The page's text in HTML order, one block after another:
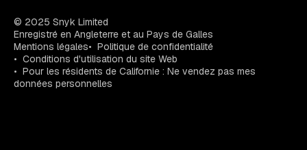
© 2025 Snyk Limited
Enregistré en Angleterre et au Pays de Galles
Mentions légales
Politique de confidentialité
Conditions d'utilisation du site Web
Pour les résidents de Californie : Ne vendez pas mes
données personnelles